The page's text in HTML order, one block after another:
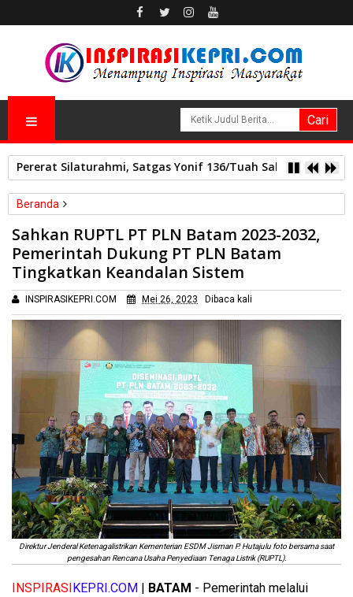
Pererat Silaturahmi, Satgas Yonif 136/Tuah Sakti Pos Ilu
Beranda
Sahkan RUPTL PT PLN Batam 2023-2032, Pemerintah Dukung
PT PLN Batam Tingkatkan Keandalan Sistem
Sahkan RUPTL PT PLN Batam 2023-2032,
Pemerintah Dukung PT PLN Batam
Tingkatkan Keandalan Sistem
INSPIRASIKEPRI.COM Mei 26, 2023 Dibaca kali
Direktur Jenderal Ketenagalistrikan Kementerian ESDM Jisman P. Hutajulu foto bersama saat
pengesahan Rencana Usaha Penyediaan Tenaga Listrik (RUPTL).
INSPIRASI KEPRI.COM BATAM - Pemerintah melalui